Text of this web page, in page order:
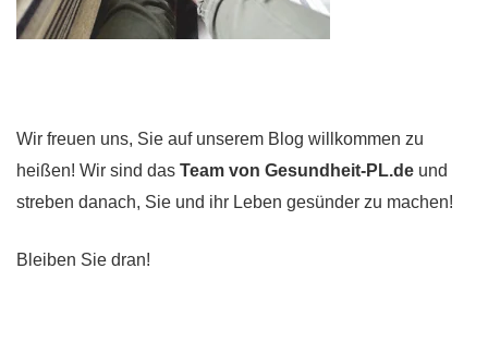
Wir freuen uns, Sie auf unserem Blog willkommen zu
heißen! Wir sind das Team von Gesundheit-PL.de und
streben danach, Sie und ihr Leben gesünder zu machen!
Bleiben Sie dran!